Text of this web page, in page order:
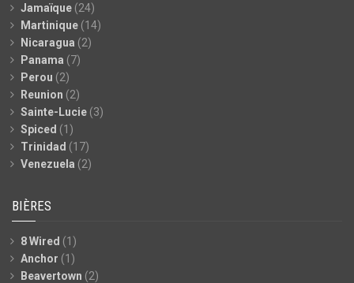
Jamaïque (24)
Martinique (14)
Nicaragua (2)
Panama (7)
Perou (2)
Reunion (2)
Sainte-Lucie (3)
Spiced (1)
Trinidad (17)
Venezuela (2)
BIÈRES
8 Wired (1)
Anchor (1)
Beavertown (2)